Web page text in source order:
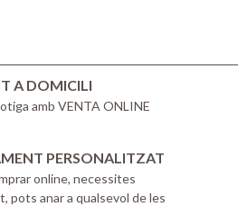
A DOMICILI
amb VENTA ONLINE
PERSONALITZAT
online, necessites
pots anar a qualsevol de les